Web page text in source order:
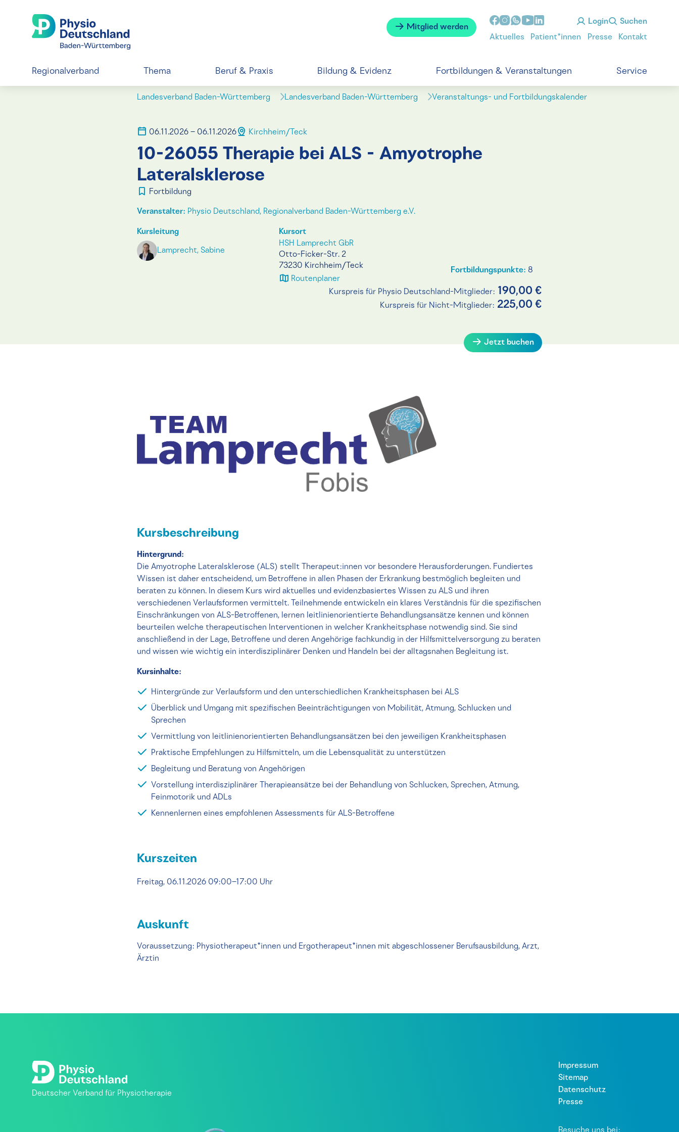
Mitglied werden
Login Suchen
Aktuelles Patient*innen Presse Kontakt
Regionalverband Thema Beruf & Praxis Bildung & Evidenz Fortbildungen & Veranstaltungen Service
Landesverband Baden-Württemberg Landesverband Baden-Württemberg Veranstaltungs- und Fortbildungskalender
06.11.2026 – 06.11.2026 Kirchheim/Teck
10-26055 Therapie bei ALS - Amyotrophe
Lateralsklerose
Fortbildung
Veranstalter: Physio Deutschland, Regionalverband Baden-Württemberg e.V.
Kursleitung
Lamprecht, Sabine
Kursort
HSH Lamprecht GbR
Otto-Ficker-Str. 2
73230 Kirchheim/Teck
Routenplaner
Fortbildungspunkte: 8
Kurspreis für Physio Deutschland-Mitglieder: 190,00 €
Kurspreis für Nicht-Mitglieder: 225,00 €
Jetzt buchen
Kursbeschreibung
Hintergrund:
Die Amyotrophe Lateralsklerose (ALS) stellt Therapeut:innen vor besondere Herausforderungen. Fundiertes
Wissen ist daher entscheidend, um Betroffene in allen Phasen der Erkrankung bestmöglich begleiten und
beraten zu können. In diesem Kurs wird aktuelles und evidenzbasiertes Wissen zu ALS und ihren
verschiedenen Verlaufsformen vermittelt. Teilnehmende entwickeln ein klares Verständnis für die spezifischen
Einschränkungen von ALS-Betroffenen, lernen leitlinienorientierte Behandlungsansätze kennen und können
beurteilen welche therapeutischen Interventionen in welcher Krankheitsphase notwendig sind. Sie sind
anschließend in der Lage, Betroffene und deren Angehörige fachkundig in der Hilfsmittelversorgung zu beraten
und wissen wie wichtig ein interdisziplinärer Denken und Handeln bei der alltagsnahen Begleitung ist.
Kursinhalte:
Hintergründe zur Verlaufsform und den unterschiedlichen Krankheitsphasen bei ALS
Überblick und Umgang mit spezifischen Beeinträchtigungen von Mobilität, Atmung, Schlucken und
Sprechen
Vermittlung von leitlinienorientierten Behandlungsansätzen bei den jeweiligen Krankheitsphasen
Praktische Empfehlungen zu Hilfsmitteln, um die Lebensqualität zu unterstützen
Begleitung und Beratung von Angehörigen
Vorstellung interdisziplinärer Therapieansätze bei der Behandlung von Schlucken, Sprechen, Atmung,
Feinmotorik und ADLs
Kennenlernen eines empfohlenen Assessments für ALS-Betroffene
Kurszeiten
Freitag, 06.11.2026 09:00–17:00 Uhr
Auskunft
Voraussetzung: Physiotherapeut*innen und Ergotherapeut*innen mit abgeschlossener Berufsausbildung, Arzt,
Ärztin
Deutscher Verband für Physiotherapie
Impressum
Sitemap
Datenschutz
Presse
Besuche uns bei: